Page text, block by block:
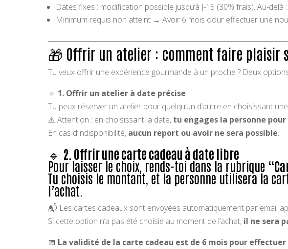
Dates fixes : modification possible jusqu’à J-15 (30% frais). Au-delà
Minimum requis non atteint → Avoir 6 mois oour effectuer une
🎁 Offrir un atelier : comment faire plaisir
Tu veux offrir une expérience gourmande à un proche ? Deux
🔹 1. Offrir un atelier à date précise
Tu peux réserver un atelier pour quelqu’un d’autre en choisissant
⚠️ Attention : en choisissant la date, tu engages la personne
En cas d’indisponibilité, aucun report ou avoir ne sera possible.
🔹 2. Offrir une carte cadeau à date libre
Pour laisser le choix, rends-toi dans la rubrique
Tu choisis le montant, et la personne utilisera la
l’achat.
📬 Les cartes cadeaux sont envoyées automatiquement par email
Si cette option n’a pas été choisie au moment de l’achat, il ne sera
📅 La validité de la carte cadeau est de 6 mois pour